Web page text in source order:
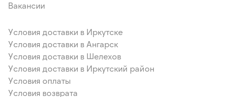
Вакансии
Условия доставки в Иркутске
Условия доставки в Ангарск
Условия доставки в Шелехов
Условия доставки в Иркутский район
Условия оплаты
Условия возврата